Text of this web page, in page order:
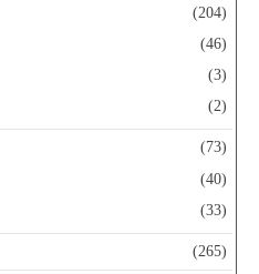
(204)
(46)
(3)
(2)
(73)
(40)
(33)
(265)